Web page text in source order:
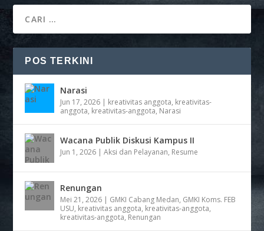
POS TERKINI
Narasi
Jun 17, 2026 | kreativitas anggota, kreativitas-
anggota, kreativitas-anggota, Narasi
Wacana Publik Diskusi Kampus II
Jun 1, 2026 |Aksi dan Pelayanan, Resume
Renungan
Mei 21, 2026 | GMKI Cabang Medan, GMKI Koms. FEB
USU, kreativitas anggota, kreativitas-anggota,
kreativitas-anggota, Renungan